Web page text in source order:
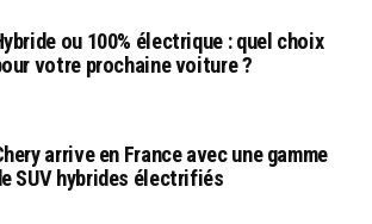
ou 100% électrique : quel choix
votre prochaine voiture ?
arrive en France avec une gamme
SUV hybrides électrifiés